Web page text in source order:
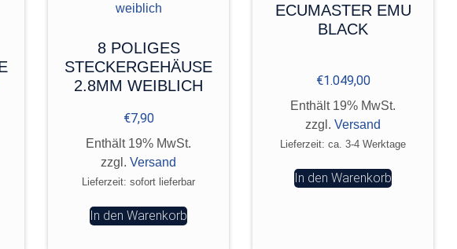
8 POLIGES
STECKERGEHÄUSE
2.8MM WEIBLICH
€7,90
Enthält 19% MwSt.
zzgl.Versand
Lieferzeit: sofort lieferbar
In den Warenkorb
ECUMASTER EMU
BLACK
€1.049,00
Enthält 19% MwSt.
zzgl.Versand
Lieferzeit: ca. 3-4 Werktage
In den Warenkorb